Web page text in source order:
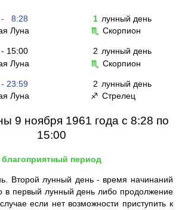
- 8:28 1 лунный день
Луна ♏ Скорпион
15:00 2 лунный день
Луна ♏ Скорпион
23:59 2 лунный день
Луна ♐ Стрелец
9 ноября 1961 года с 8:28 по
15:00
благоприятный период
Второй лунный день - время начинаний
в первый лунный день либо продолжение
если нет возможности приступить к